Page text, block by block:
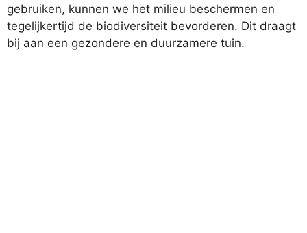
gebruiken, kunnen we het milieu beschermen en
tegelijkertijd de biodiversiteit bevorderen. Dit draagt
bij aan een gezondere en duurzamere tuin.